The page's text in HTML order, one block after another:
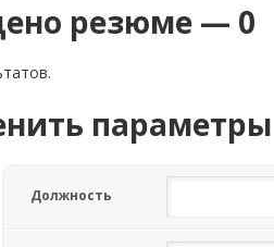
резюме — 0
параметры
Должность